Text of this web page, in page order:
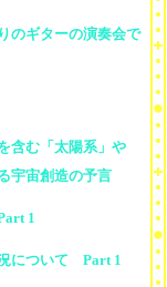
のギターの演奏会で
含む「太陽系」や
宇宙創造の予言
1
について Part 1